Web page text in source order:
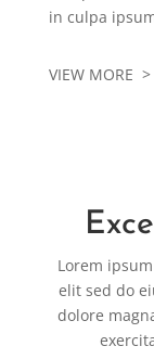
in culpa
VIEW MORE >
Lorem
elit sed do
dolore